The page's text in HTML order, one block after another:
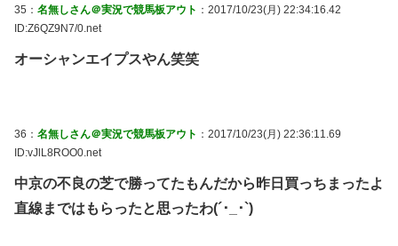
35： 名無しさん＠実況で競馬板アウト ：2017/10/23(月) 22:34:16.42
ID:Z6QZ9N7/0.net
オーシャンエイプスやん笑笑
36： 名無しさん＠実況で競馬板アウト ：2017/10/23(月) 22:36:11.69
ID:vJlL8ROO0.net
中京の不良の芝で勝ってたもんだから昨日買っちまったよ
直線まではもらったと思ったわ(´･_･`)